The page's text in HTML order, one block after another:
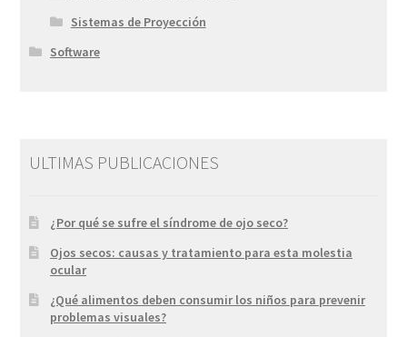
Sistemas de Proyección
Software
ULTIMAS PUBLICACIONES
¿Por qué se sufre el síndrome de ojo seco?
Ojos secos: causas y tratamiento para esta molestia
ocular
¿Qué alimentos deben consumir los niños para prevenir
problemas visuales?